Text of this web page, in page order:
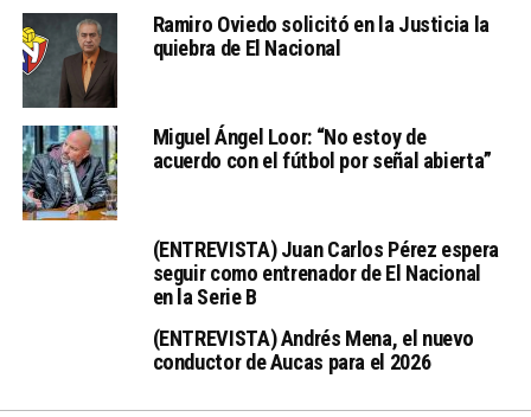
Ramiro Oviedo solicitó en la Justicia la
quiebra de El Nacional
Miguel Ángel Loor: “No estoy de
acuerdo con el fútbol por señal abierta”
(ENTREVISTA) Juan Carlos Pérez espera
seguir como entrenador de El Nacional
en la Serie B
(ENTREVISTA) Andrés Mena, el nuevo
conductor de Aucas para el 2026